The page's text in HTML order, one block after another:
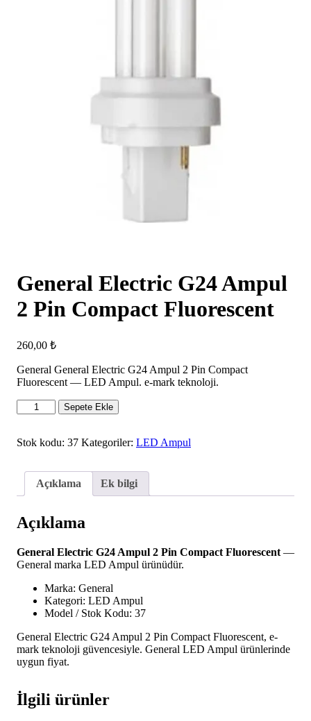
General Electric G24 Ampul
2 Pin Compact Fluorescent
260,00 ₺
General General Electric G24 Ampul 2 Pin Compact
Fluorescent — LED Ampul. e-mark teknoloji.
General
Electric
Ampul
Compact
Fluorescent
Sepete Ekle
Stok kodu: 37 Kategoriler: LED Ampul
Açıklama Ek bilgi
Açıklama
General Electric G24 Ampul 2 Pin Compact Fluorescent —
General marka LED Ampul ürünüdür.
Marka: General
Kategori: LED Ampul
Model / Stok Kodu: 37
General Electric G24 Ampul 2 Pin Compact Fluorescent, e-
mark teknoloji güvencesiyle. General LED Ampul ürünlerinde
uygun fiyat.
İlgili ürünler